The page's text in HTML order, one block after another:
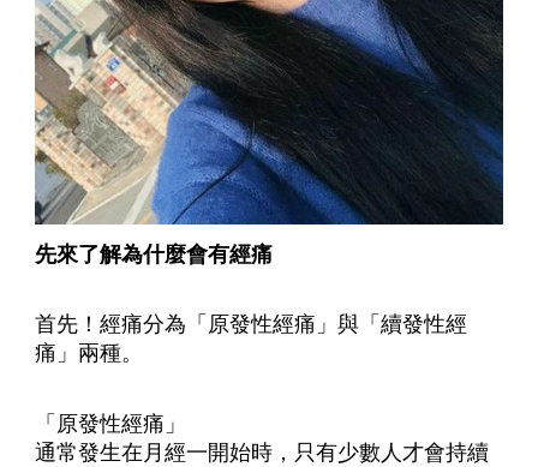
先來了解為什麼會有經痛
首先！經痛分為「原發性經痛」與「續發性經
痛」兩種。
「原發性經痛」
通常發生在月經一開始時，只有少數人才會持續